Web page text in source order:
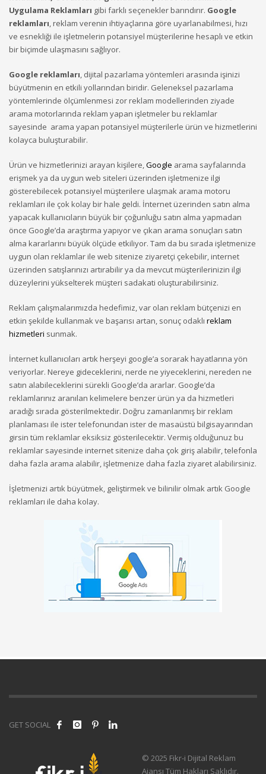
Uygulama Reklamları gibi farklı seçenekler barındırır. Google
reklamları, reklam verenin ihtiyaçlarına göre uyarlanabilmesi, hızı
ve esnekliği ile işletmelerin potansiyel müşterilerine hesaplı ve etkin
bir biçimde ulaşmasını sağlıyor.
Google reklamları, dijital pazarlama yöntemleri arasında işinizi
büyütmenin en etkili yollarından biridir. Geleneksel pazarlama
yöntemlerinde ölçümlenmesi zor reklam modellerinden ziyade
arama motorlarında reklam yapan işletmeler bu reklamlar
sayesinde arama yapan potansiyel müşterilerle ürün ve hizmetlerini
kolayca buluşturabilir.
Ürün ve hizmetlerinizi arayan kişilere,Google arama sayfalarında
erişmek ya da uygun web siteleri üzerinden işletmenize ilgi
gösterebilecek potansiyel müşterilere ulaşmak arama motoru
reklamları ile çok kolay bir hale geldi. İnternet üzerinden satın alma
yapacak kullanıcıların büyük bir çoğunluğu satın alma yapmadan
önce Google’da araştırma yapıyor ve çıkan arama sonuçları satın
alma kararlarını büyük ölçüde etkiliyor. Tam da bu sırada işletmenize
uygun olan reklamlar ile web sitenize ziyaretçi çekebilir, internet
üzerinden satışlarınızı artırabilir ya da mevcut müşterilerinizin ilgi
düzeylerini yükselterek müşteri sadakati oluşturabilirsiniz.
Reklam çalışmalarımızda hedefimiz, var olan reklam bütçenizi en
etkin şekilde kullanmak ve başarısı artan, sonuç odaklı reklam
hizmetleri sunmak.
İnternet kullanıcıları artık herşeyi google’a sorarak hayatlarına yön
veriyorlar. Nereye gideceklerini, nerde ne yiyeceklerini, nereden ne
satın alabileceklerini sürekli Google’da ararlar. Google’da
reklamlarınız aranılan kelimelere benzer ürün ya da hizmetleri
aradığı sırada gösterilmektedir. Doğru zamanlanmış bir reklam
planlaması ile ister telefonundan ister de masaüstü bilgisayarından
girsin tüm reklamlar eksiksiz gösterilecektir. Vermiş olduğunuz bu
reklamlar sayesinde internet sitenize daha çok giriş alabilir, telefonla
daha fazla arama alabilir, işletmenize daha fazla ziyaret alabilirsiniz.
İşletmenizi artık büyütmek, geliştirmek ve bilinilir olmak artık Google
reklamları ile daha kolay.
GET SOCIAL
© 2025 Fikr-i Dijital Reklam
Ajansı Tüm Hakları Saklıdır.